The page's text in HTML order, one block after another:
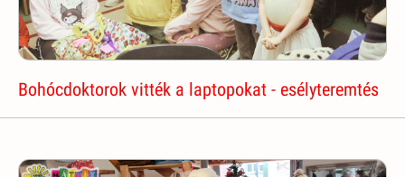
Bohócdoktorok vitték a laptopokat - esélyteremtés